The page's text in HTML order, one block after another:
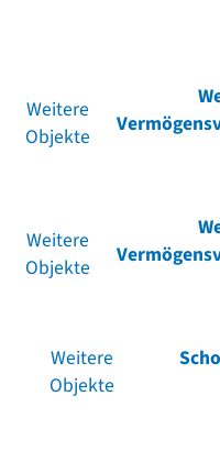
Weitere
Objekte
Weitere
Objekte
Weitere
Objekte